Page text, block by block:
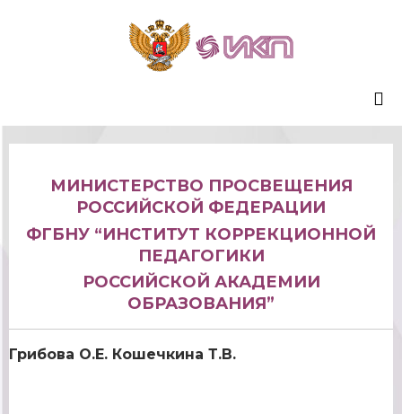
МИНИСТЕРСТВО ПРОСВЕЩЕНИЯ
РОССИЙСКОЙ ФЕДЕРАЦИИ
ФГБНУ “ИНСТИТУТ КОРРЕКЦИОННОЙ
ПЕДАГОГИКИ
РОССИЙСКОЙ АКАДЕМИИ
ОБРАЗОВАНИЯ”
Грибова О.Е. Кошечкина Т.В.